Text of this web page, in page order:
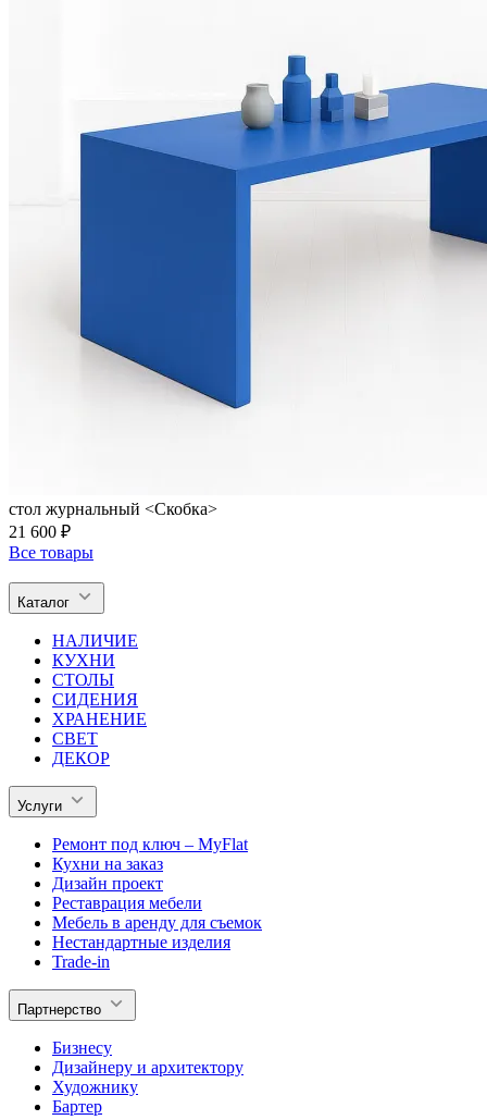
стол журнальный <Скобка>
21 600 ₽
Все товары
Каталог
НАЛИЧИЕ
КУХНИ
СТОЛЫ
СИДЕНИЯ
ХРАНЕНИЕ
СВЕТ
ДЕКОР
Услуги
Ремонт под ключ – MyFlat
Кухни на заказ
Дизайн проект
Реставрация мебели
Мебель в аренду для съемок
Нестандартные изделия
Trade-in
Партнерство
Бизнесу
Дизайнеру и архитектору
Художнику
Бартер